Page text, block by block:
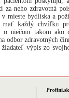
za neho zdravotná
mieste bydliska a
mať každý chvíľku
o niečom takom ako
odbor zdravotných
výpis zo
Profini.sk